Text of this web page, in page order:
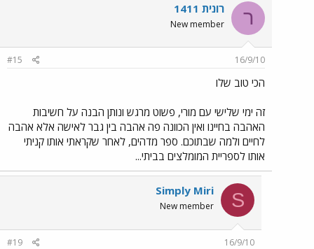
ר רונית 1411
New member
16/9/10
#15
הכי טוב שלו
זה ימי שלישי עם מורי, פשוט מרגש ונותן הבנה על חשיבות
האהבה בחיינו ואין הכוונה פה אהבה בין גבר לאישה אלא אהבה
לחיים ולמה שבתוכם. ספר מדהים, לאחר שקראתי אותו קניתי
אותו לספריית המומלצים בביתי...
S
Simply Miri
New member
16/9/10
#19